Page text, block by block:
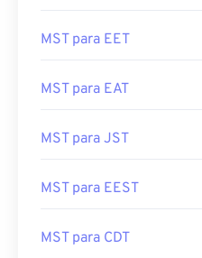
MST para EET
MST para EAT
MST para JST
MST para EEST
MST para CDT